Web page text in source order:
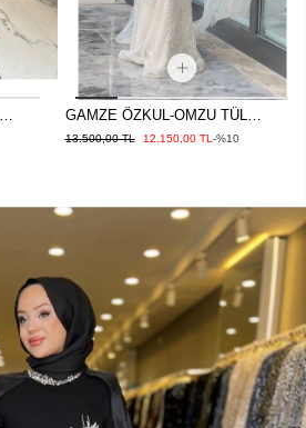
GAMZE ÖZKUL-OMZU TÜL
DETAYLI ELBİSE EKRU
13.500,00 TL 12.150,00 TL -%10